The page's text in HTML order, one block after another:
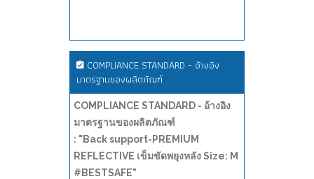
COMPLIANCE STANDARD - อ้างอิง
มาตรฐานของผลิตภัณฑ์
COMPLIANCE STANDARD - อ้างอิง
มาตรฐานของผลิตภัณฑ์
: "Back support-PREMIUM
REFLECTIVE เข็มขัดพยุงหลัง Size: M
#BESTSAFE"